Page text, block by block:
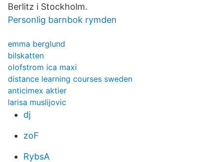
Berlitz i Stockholm.
Personlig barnbok rymden
emma berglund
bilskatten
olofstrom ica maxi
distance learning courses sweden
anticimex aktier
larisa muslijovic
dj
zoF
RybsA